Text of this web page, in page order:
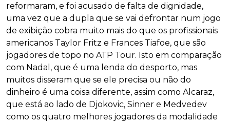
reformaram, e foi acusado de falta de dignidade,
uma vez que a dupla que se vai defrontar num jogo
de exibição cobra muito mais do que os profissionais
americanos Taylor Fritz e Frances Tiafoe, que são
jogadores de topo no ATP Tour. Isto em comparação
com Nadal, que é uma lenda do desporto, mas
muitos disseram que se ele precisa ou não do
dinheiro é uma coisa diferente, assim como Alcaraz,
que está ao lado de Djokovic, Sinner e Medvedev
como os quatro melhores jogadores da modalidade